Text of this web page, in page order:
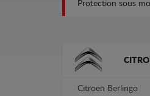
Protection sous
Marques
Citroen Berlingo